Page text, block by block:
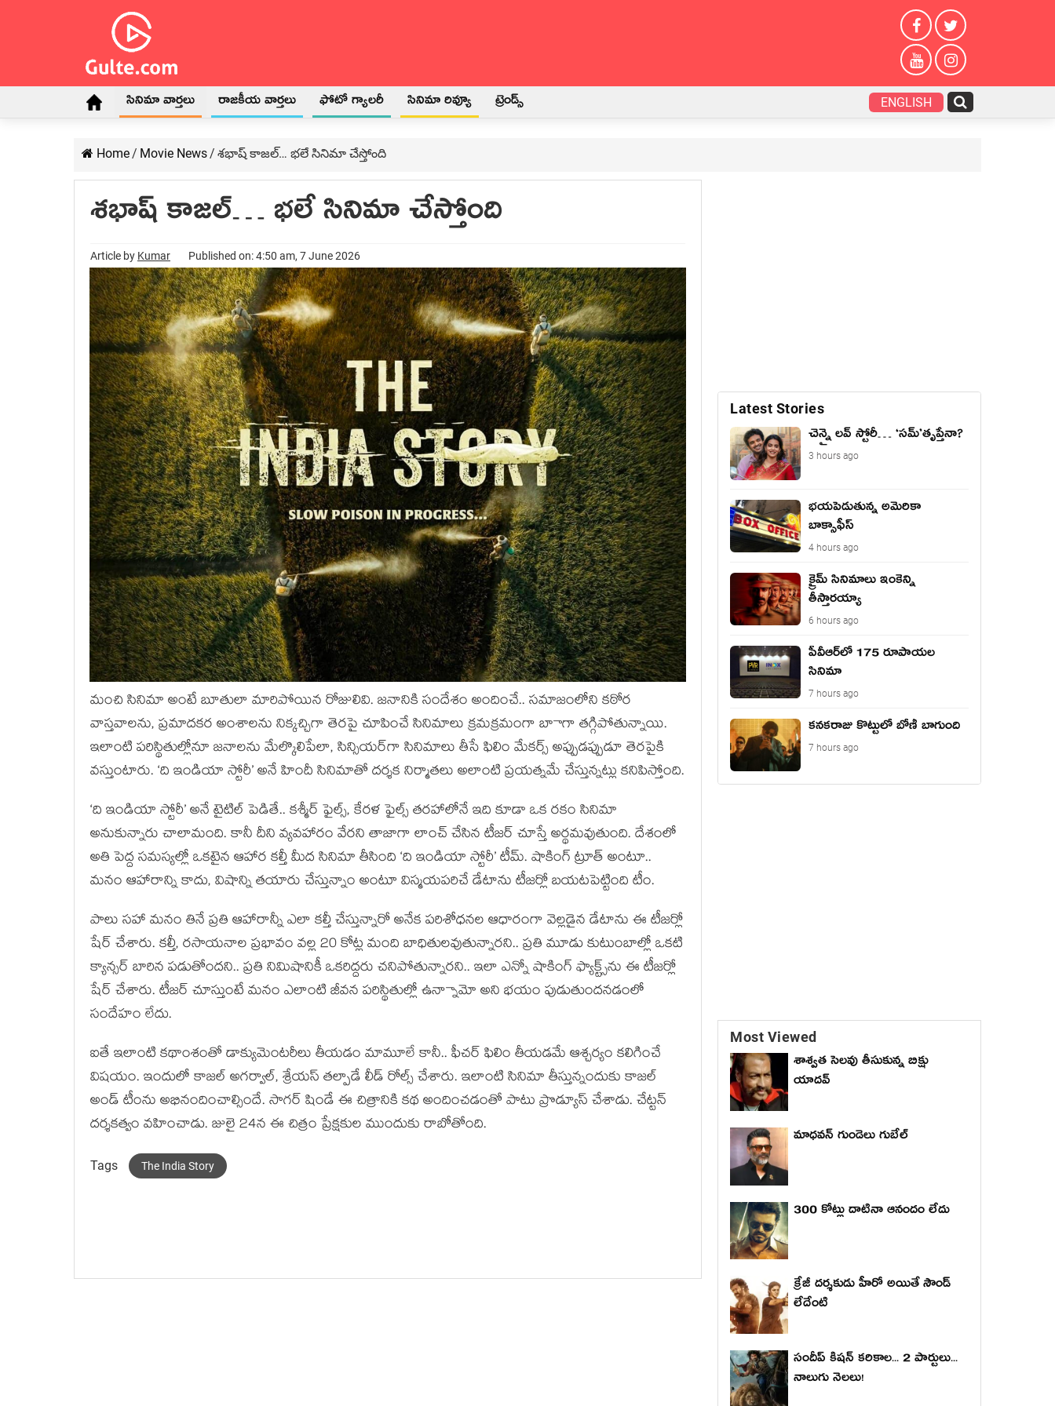
సినిమా వార్తలు రాజకీయ వార్తలు ఫోటో గ్యాలరీ సినిమా రివ్యూ ట్రెండ్స్ ENGLISH
Home/ Movie News/ శభాష్ కాజల్… భలే సినిమా చేస్తోంది
శభాష్ కాజల్… భలే సినిమా చేస్తోంది
Article by Kumar Published on: 4:50 am, 7 June 2026
మంచి సినిమా అంటే బూతులా మారిపోయిన రోజులివి. జనానికి సందేశం అందించే.. సమాజంలోని కఠోర
వాస్తవాలను, ప్రమాదకర అంశాలను నిక్కచ్చిగా తెరపై చూపించే సినిమాలు క్రమక్రమంగా బాాగా తగ్గిపోతున్నాయి.
ఇలాంటి పరిస్థితుల్లోనూ జనాలను మేల్కొలిపేలా, సిన్సియర్‌గా సినిమాలు తీసే ఫిలిం మేకర్స్ అప్పుడప్పుడూ తెరపైకి
వస్తుంటారు. ‘ది ఇండియా స్టోరీ’ అనే హిందీ సినిమాతో దర్శక నిర్మాతలు అలాంటి ప్రయత్నమే చేస్తున్నట్లు కనిపిస్తోంది.
‘ది ఇండియా స్టోరీ’ అనే టైటిల్ పెడితే.. కశ్మీర్ ఫైల్స్, కేరళ ఫైల్స్ తరహాలోనే ఇది కూడా ఒక రకం సినిమా
అనుకున్నారు చాలామంది. కానీ దీని వ్యవహారం వేరని తాజాగా లాంచ్ చేసిన టీజర్ చూస్తే అర్థమవుతుంది. దేశంలో
అతి పెద్ద సమస్యల్లో ఒకటైన ఆహార కల్తీ మీద సినిమా తీసింది ‘ది ఇండియా స్టోరీ’ టీమ్. షాకింగ్ ట్రూత్ అంటూ..
మనం ఆహారాన్ని కాదు, విషాన్ని తయారు చేస్తున్నాం అంటూ విస్మయపరిచే డేటాను టీజర్లో బయటపెట్టింది టీం.
పాలు సహా మనం తినే ప్రతి ఆహారాన్నీ ఎలా కల్తీ చేస్తున్నారో అనేక పరిశోధనల ఆధారంగా వెల్లడైన డేటాను ఈ టీజర్లో
షేర్ చేశారు. కల్తీ, రసాయనాల ప్రభావం వల్ల 20 కోట్ల మంది బాధితులవుతున్నారని.. ప్రతి మూడు కుటుంబాల్లో ఒకటి
క్యాన్సర్ బారిన పడుతోందని.. ప్రతి నిమిషానికీ ఒకరిద్దరు చనిపోతున్నారని.. ఇలా ఎన్నో షాకింగ్ ఫ్యాక్ట్స్‌ను ఈ టీజర్లో
షేర్ చేశారు. టీజర్ చూస్తుంటే మనం ఎలాంటి జీవన పరిస్థితుల్లో ఉన్నాామో అని భయం పుడుతుందనడంలో
సందేహం లేదు.
ఐతే ఇలాంటి కథాంశంతో డాక్యుమెంటరీలు తీయడం మామూలే కానీ.. ఫీచర్ ఫిలిం తీయడమే ఆశ్చర్యం కలిగించే
విషయం. ఇందులో కాజల్ అగర్వాల్, శ్రేయస్ తల్పాడే లీడ్ రోల్స్ చేశారు. ఇలాంటి సినిమా తీస్తున్నందుకు కాజల్
అండ్ టీంను అభినందించాల్సిందే. సాగర్ షిండే ఈ చిత్రానికి కథ అందించడంతో పాటు ప్రొడ్యూస్ చేశాడు. చేట్టన్
దర్శకత్వం వహించాడు. జులై 24న ఈ చిత్రం ప్రేక్షకుల ముందుకు రాబోతోంది.
Tags The India Story
Latest Stories
చెన్నై లవ్ స్టోరీ… ‘సమ్’తృప్తేనా?
3 hours ago
భయపెడుతున్న అమెరికా
బాక్సాఫీస్
4 hours ago
క్రైమ్ సినిమాలు ఇంకెన్ని
తీస్తారయ్యా
6 hours ago
పీవీఆర్‌లో 175 రూపాయల
సినిమా
7 hours ago
కనకరాజు కొట్టులో బోణీ బాగుంది
7 hours ago
Most Viewed
శాశ్వత సెలవు తీసుకున్న బిక్షు
యాదవ్
మాధ‌వ‌న్ గుండెలు గుబేల్‌
300 కోట్లు దాటినా ఆనందం లేదు
క్రేజీ దర్శకుడు హీరో అయితే సౌండ్
లేదేంటి
సందీప్ కిషన్ కరికాల... 2 పార్టులు...
నాలుగు నెలలు!